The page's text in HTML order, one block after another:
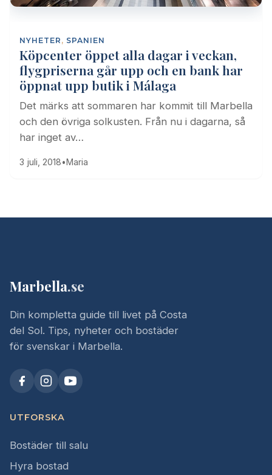
NYHETER , SPANIEN
Köpcenter öppet alla dagar i veckan,
flygpriserna går upp och en bank har
öppnat upp butik i Málaga
Det märks att sommaren har kommit till Marbella
och den övriga solkusten. Från nu i dagarna, så
har inget av…
3 juli, 2018•Maria
Marbella.se
Din kompletta guide till livet på Costa
del Sol. Tips, nyheter och bostäder
för svenskar i Marbella.
UTFORSKA
Bostäder till salu
Hyra bostad